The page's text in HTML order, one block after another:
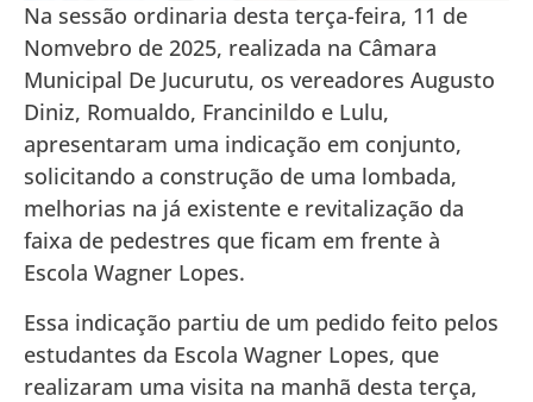
Na sessão ordinaria desta terça-feira, 11 de
Nomvebro de 2025, realizada na Câmara
Municipal De Jucurutu, os vereadores Augusto
Diniz, Romualdo, Francinildo e Lulu,
apresentaram uma indicação em conjunto,
solicitando a construção de uma lombada,
melhorias na já existente e revitalização da
faixa de pedestres que ficam em frente à
Escola Wagner Lopes.
Essa indicação partiu de um pedido feito pelos
estudantes da Escola Wagner Lopes, que
realizaram uma visita na manhã desta terça,